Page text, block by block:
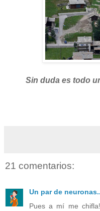
Sin duda es todo
21 comentarios:
Un par de
Pues a mí me